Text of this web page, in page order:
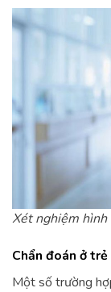
Xét nghiệm hình
Chẩn đoán ở
Một số trường